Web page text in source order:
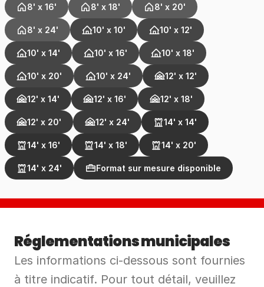
8' x 16' 8' x 18' 8' x 20'
8' x 24' 10' x 10' 10' x 12'
10' x 14' 10' x 16' 10' x 18'
10' x 20' 10' x 24' 12' x 12'
12' x 14' 12' x 16' 12' x 18'
12' x 20' 12' x 24' 14' x 14'
14' x 16' 14' x 18' 14' x 20'
14' x 24' Format sur mesure disponible
Réglementations municipales
Les informations ci‑dessous sont fournies
à titre indicatif. Pour tout détail, veuillez